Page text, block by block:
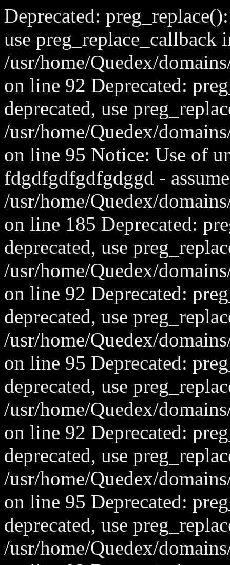
Deprecated:
use preg_replace_callback
/usr/home/Quedex/
on line 92 Deprecated:
deprecated, use
/usr/home/Quedex/
on line 95 Notice: Use of
fdgdfgdfgdfgdggd -
/usr/home/Quedex/
on line 185 Deprecated:
deprecated, use
/usr/home/Quedex/
on line 92 Deprecated:
deprecated, use
/usr/home/Quedex/
on line 95 Deprecated:
deprecated, use
/usr/home/Quedex/
on line 92 Deprecated:
deprecated, use
/usr/home/Quedex/
on line 95 Deprecated:
deprecated, use
/usr/home/Quedex/